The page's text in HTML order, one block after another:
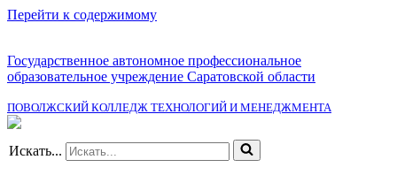
Перейти к содержимому
Государственное автономное профессиональное
образовательное учреждение Саратовской области
ПОВОЛЖСКИЙ КОЛЛЕДЖ ТЕХНОЛОГИЙ И МЕНЕДЖМЕНТА
Искать...